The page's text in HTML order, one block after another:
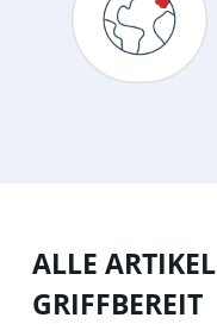
ALLE ARTIKEL
GRIFFBEREIT